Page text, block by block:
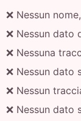
❌ Nessun
❌ Nessun dato
❌ Nessuna
❌ Nessun
❌ Nessun
❌ Nessun